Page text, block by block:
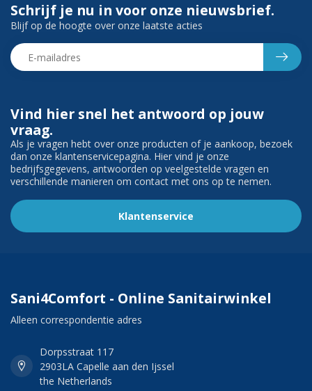
Vind hier snel het antwoord op jouw
vraag.
Als je vragen hebt over onze producten of je aankoop, bezoek
dan onze klantenservicepagina. Hier vind je onze
bedrijfsgegevens, antwoorden op veelgestelde vragen en
verschillende manieren om contact met ons op te nemen.
Klantenservice
Schrijf je nu in voor onze nieuwsbrief.
Blijf op de hoogte over onze laatste acties
Sani4Comfort - Online Sanitairwinkel
Alleen correspondentie adres
Dorpsstraat 117
2903LA Capelle aan den Ijssel
the Netherlands